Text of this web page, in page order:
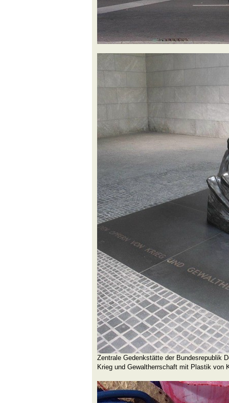
Zentrale Gedenkstätte der Bundesrepublik
Krieg und Gewaltherrschaft mit Plastik von